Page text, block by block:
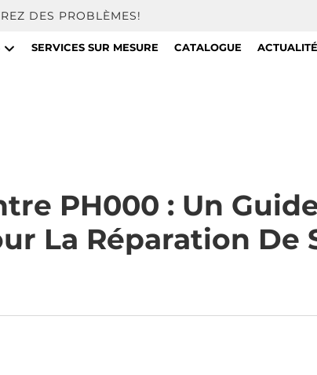
DES PROBLÈMES!
SERVICES SUR MESURE CATALOGUE
PH000 : Un
La Réparation De